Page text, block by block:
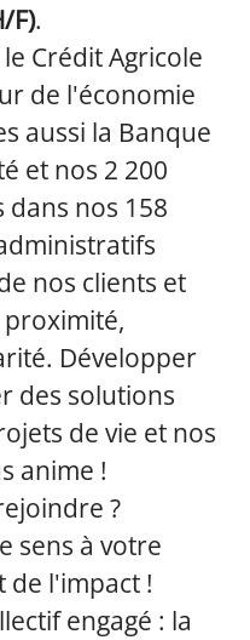
F).
Crédit Agricole
de l'économie
aussi la Banque
et nos 2 200
nos 158
nos clients et
proximité,
Développer
des solutions
de vie et nos
anime !
?
sens à votre
de l'impact !
engagé : la